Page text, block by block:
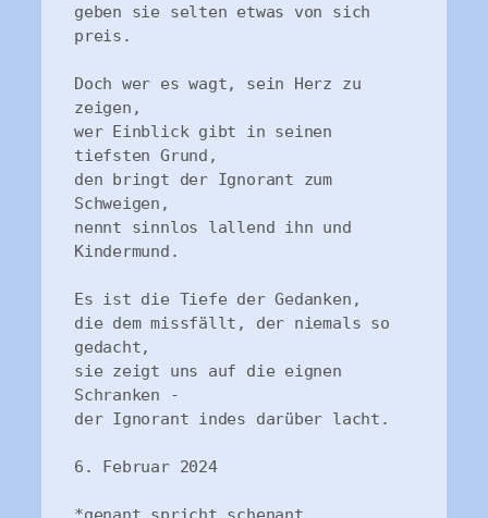
geben sie selten etwas von sich
preis.
Doch wer es wagt, sein Herz zu
zeigen,
wer Einblick gibt in seinen
tiefsten Grund,
den bringt der Ignorant zum
Schweigen,
nennt sinnlos lallend ihn und
Kindermund.
Es ist die Tiefe der Gedanken,
die dem missfällt, der niemals so
gedacht,
sie zeigt uns auf die eignen
Schranken -
der Ignorant indes darüber lacht.
6. Februar 2024